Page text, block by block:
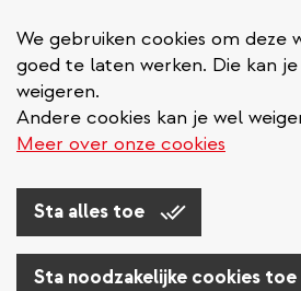
We gebruiken cookies om deze
goed te laten werken. Die kan
weigeren.
Andere cookies kan je wel
Meer over onze cookies
Sta alles toe
Sta noodzakelijke cookies toe